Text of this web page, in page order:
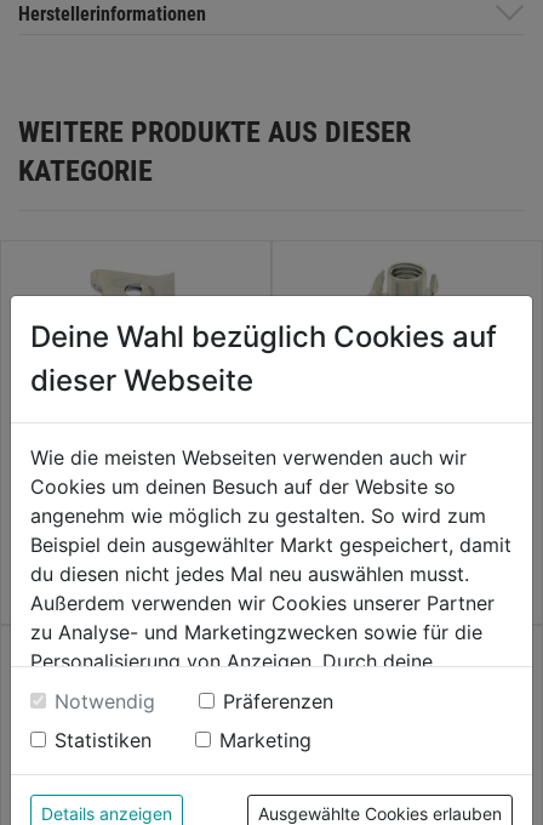
Herstellerinformationen
WEITERE PRODUKTE AUS DIESER
KATEGORIE
0.0
von
Sternen.
5,29€
0.0 (0)
0.0
von
5
Sternen.
5,29€
Hutmutter verzinkt DIN1587
Deine Wahl bezüglich Cookies auf
dieser Webseite
Wie die meisten Webseiten verwenden auch wir
Cookies um deinen Besuch auf der Website so
angenehm wie möglich zu gestalten. So wird zum
Beispiel dein ausgewählter Markt gespeichert, damit
du diesen nicht jedes Mal neu auswählen musst.
Außerdem verwenden wir Cookies unserer Partner
zu Analyse- und Marketingzwecken sowie für die
Personalisierung von Anzeigen. Durch deine
Einwilligung werden die Daten von Drittanbieter,
unter anderem auch in den USA, verarbeitet.
Durch Klick auf "Alle Cookies erlauben" stimmst du
der Verwendung aller Cookies zu. Unter "Details
anzeigen" findest du alle Infos zu den
Notwendig
Präferenzen
Statistiken
Marketing
Details anzeigen Ausgewählte Cookies erlauben